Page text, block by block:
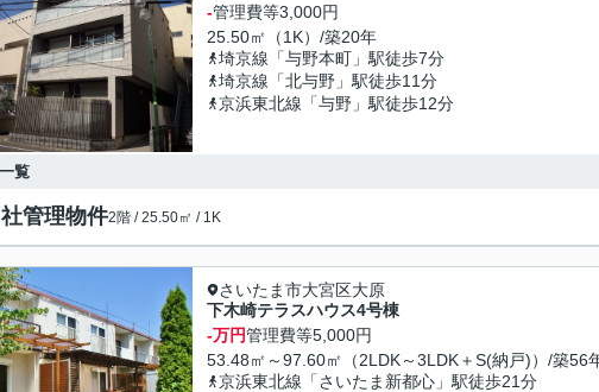
-管理費等3,000円
25.50㎡（1K）/築20年
埼京線「与野本町」駅徒歩7分
埼京線「北与野」駅徒歩11分
京浜東北線「与野」駅徒歩12分
覧
管理物件2階 / 25.50㎡ / 1K
さいたま市大宮区大原
下木崎テラスハウス4号棟
-万円管理費等5,000円
53.48㎡～97.60㎡（2LDK～3LDK＋S(納戸)）/築56
京浜東北線「さいたま新都心」駅徒歩21分